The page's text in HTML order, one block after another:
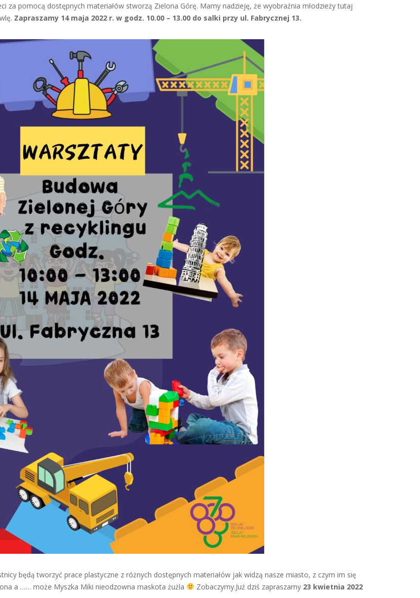
za pomocą dostępnych materiałów stworzą Zielona Górę. Mamy nadzieję, że wyobraźnia młodzieży tutaj
Zapraszamy 14 maja 2022 r. w godz. 10.00 – 13.00 do salki przy ul. Fabrycznej 13.
będą tworzyć prace plastyczne z różnych dostępnych materiałów jak widzą nasze miasto, z czym im się
a …… może Myszka Miki nieodzowna maskota żużla
Zobaczymy.Już dziś zapraszamy 23 kwietnia 2022